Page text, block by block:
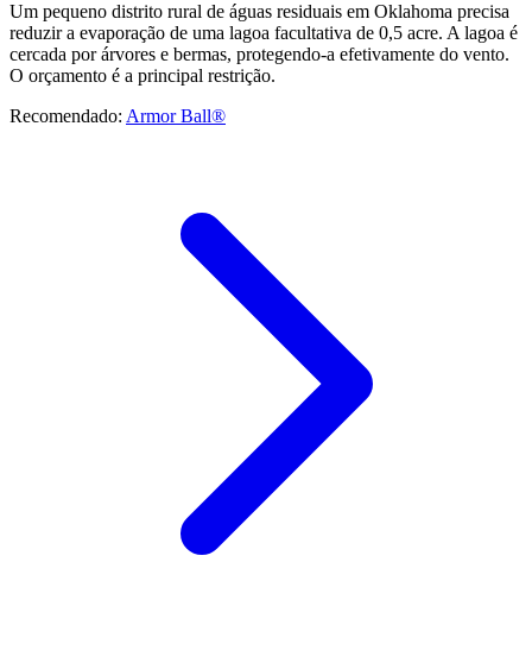
Um pequeno distrito rural de águas residuais em Oklahoma precisa
reduzir a evaporação de uma lagoa facultativa de 0,5 acre. A lagoa é
cercada por árvores e bermas, protegendo-a efetivamente do vento.
O orçamento é a principal restrição.
Recomendado: Armor Ball®